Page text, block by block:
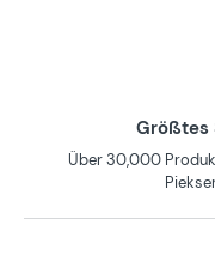
Größtes
Über 30,000